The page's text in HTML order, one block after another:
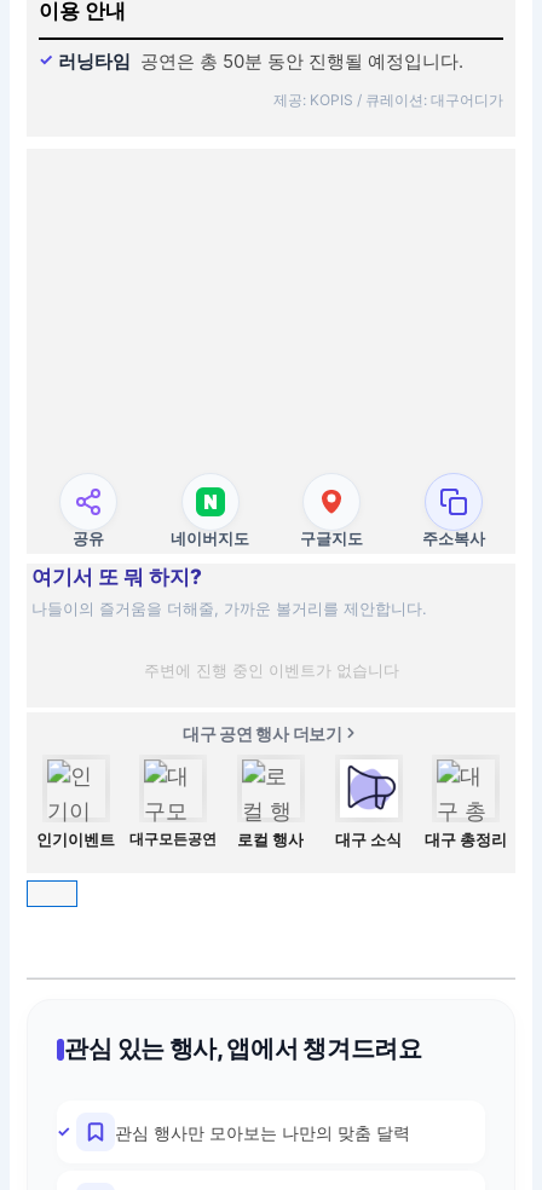
이용 안내
러닝타임 공연은 총 50분 동안 진행될 예정입니다.
제공: KOPIS / 큐레이션: 대구어디가
공유 네이버지도 구글지도 주소복사
여기서 또 뭐 하지?
나들이의 즐거움을 더해줄, 가까운 볼거리를 제안합니다.
주변에 진행 중인 이벤트가 없습니다
대구 공연 행사 더보기
인기이벤트 대구모든공연 로컬 행사 대구 소식 대구 총정리
관심 있는 행사, 앱에서 챙겨드려요
관심 행사만 모아보는 나만의 맞춤 달력